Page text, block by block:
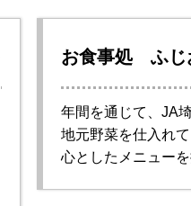
お食事処 ふじ
年間を通じて、JA
地元野菜を仕入れ
心としたメニュー